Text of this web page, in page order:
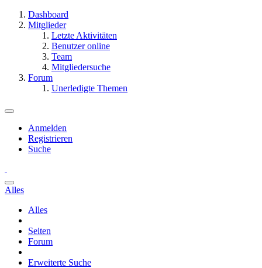
Dashboard
Mitglieder
Letzte Aktivitäten
Benutzer online
Team
Mitgliedersuche
Forum
Unerledigte Themen
Anmelden
Registrieren
Suche
Alles
Alles
Seiten
Forum
Erweiterte Suche